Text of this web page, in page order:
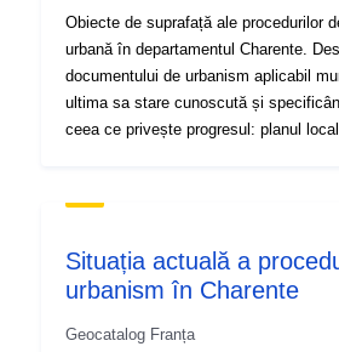
Obiecte de suprafață ale procedurilor
urbană în departamentul Charente.
documentului de urbanism aplicabil
ultima sa stare cunoscută și
ceea ce privește progresul: planul
(POS); card comunal (CC);
Situația actuală a
urbanism în Charente
Geocatalog Franța